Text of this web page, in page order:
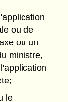
ou de
ou un
ministre,
le